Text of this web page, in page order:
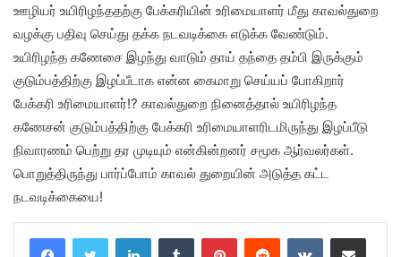
ஊழியர் உயிரிழந்ததற்கு பேக்கரியின் உரிமையாளர் மீது காவல்துறை
வழக்கு பதிவு செய்து தக்க நடவடிக்கை எடுக்க வேண்டும்.
உயிரிழந்த கணேசை இழந்து வாடும் தாய் தந்தை தம்பி இருக்கும்
குடும்பத்திற்கு இழப்பீடாக என்ன கைமாறு செய்யப் போகிறார்
பேக்கரி உரிமையாளர்!? காவல்துறை நினைத்தால் உயிரிழந்த
கணேசன் குடும்பத்திற்கு பேக்கரி உரிமையாளரிடமிருந்து இழப்பீடு
நிவாரணம் பெற்று தர முடியும் என்கின்றனர் சமூக ஆர்வலர்கள்.
பொறுத்திருந்து பார்ப்போம் காவல் துறையின் அடுத்த கட்ட
நடவடிக்கையை!
LinkedInTumblr PinterestReddit VKontakteShare via Email